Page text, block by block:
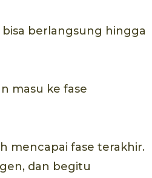
berlangsung hingga
masu ke fase
mencapai fase terakhir.
dan begitu